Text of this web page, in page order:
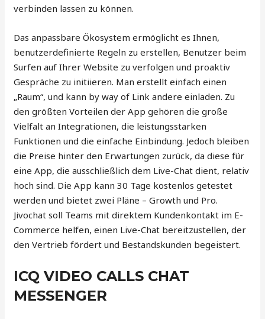
verbinden lassen zu können.
Das anpassbare Ökosystem ermöglicht es Ihnen,
benutzerdefinierte Regeln zu erstellen, Benutzer beim
Surfen auf Ihrer Website zu verfolgen und proaktiv
Gespräche zu initiieren. Man erstellt einfach einen
„Raum“, und kann by way of Link andere einladen. Zu
den größten Vorteilen der App gehören die große
Vielfalt an Integrationen, die leistungsstarken
Funktionen und die einfache Einbindung. Jedoch bleiben
die Preise hinter den Erwartungen zurück, da diese für
eine App, die ausschließlich dem Live-Chat dient, relativ
hoch sind. Die App kann 30 Tage kostenlos getestet
werden und bietet zwei Pläne – Growth und Pro.
Jivochat soll Teams mit direktem Kundenkontakt im E-
Commerce helfen, einen Live-Chat bereitzustellen, der
den Vertrieb fördert und Bestandskunden begeistert.
ICQ VIDEO CALLS CHAT
MESSENGER